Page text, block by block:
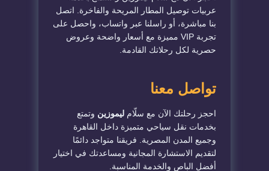
عربيات توصيل المطار المريحة والفاخرة. اتصل
بنا مباشرة، أو راسلنا عبر واتساب، واحصل على
تجربة VIP مميزة مع أسعار واضحة وعروض
حصرية لكل رحلاتك القادمة.
تواصل معنا
احجز رحلتك الآن مع سلّام ليموزين وتمتع
بخدمات نقل سياحي متميزة داخل القاهرة
وجميع المدن المصرية. فريقنا متواجد دائمًا
لتقديم الاستشارة المجانية ومساعدتك في اختيار
أفضل الباص والخدمة المناسبة.